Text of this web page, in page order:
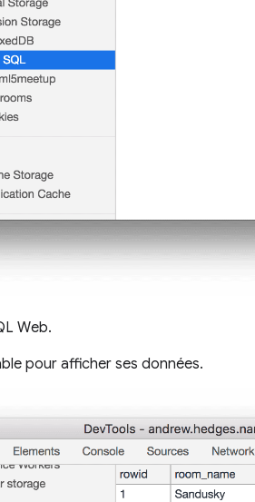
Web.
pour afficher ses données.